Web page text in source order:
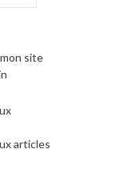
site
articles